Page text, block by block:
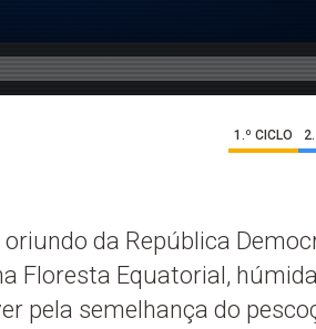
1.º CICLO
da República
Floresta Equatorial,
pela semelhança do